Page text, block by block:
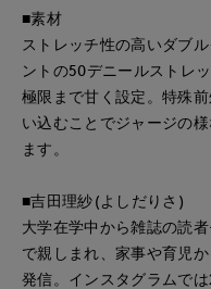
■素材
ストレッチ性の高いダブ
ントの50デニールストレ
極限まで甘く設定。特殊
い込むことでジャージの
ます。
■吉田理紗(よしだりさ)
大学在学中から雑誌の読
で親しまれ、家事や育児
発信。インスタグラムで